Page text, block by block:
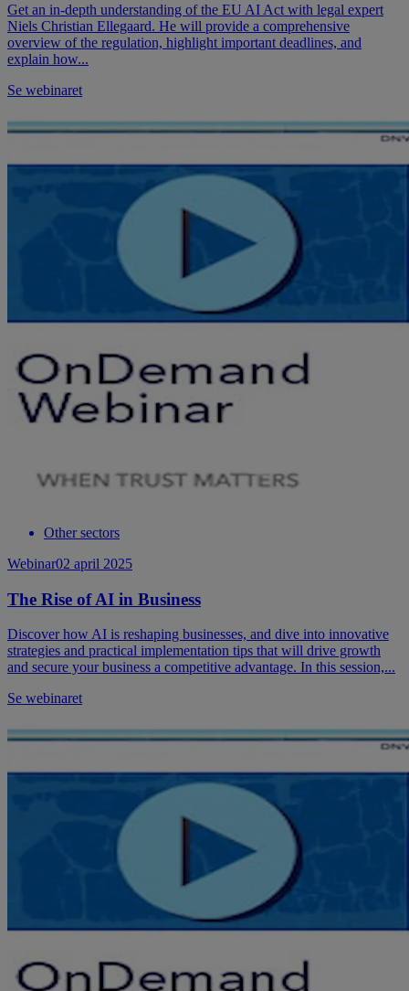
Get an in-depth understanding of the EU AI Act with legal expert
Niels Christian Ellegaard. He will provide a comprehensive
overview of the regulation, highlight important deadlines, and
explain how...
Se webinaret
Other sectors
Webinar02 april 2025
The Rise of AI in Business
Discover how AI is reshaping businesses, and dive into innovative
strategies and practical implementation tips that will drive growth
and secure your business a competitive advantage. In this session,...
Se webinaret